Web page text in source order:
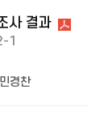
사 결과
1
민경찬